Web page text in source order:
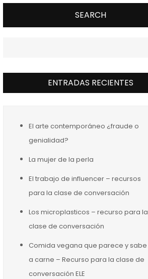
SEARCH
ENTRADAS RECIENTES
El arte contemporáneo ¿fraude o
genialidad?
La mujer de la perla
El trabajo de influencer – recursos
para la clase de conversación
Los microplasticos – recurso para la
clase de conversación
Comida vegana que parece y sabe
a carne – Recurso para la clase de
conversación ELE